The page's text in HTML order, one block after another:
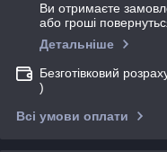
Ви отримаєте
або гроші
Детальніше
Безготівковий
)
Всі умови оплати